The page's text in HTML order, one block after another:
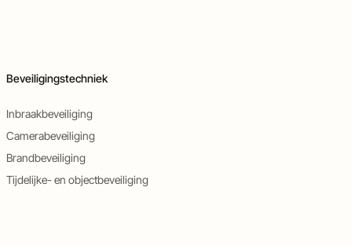
Beveiligingstechniek
Inbraakbeveiliging
Camerabeveiliging
Brandbeveiliging
Tijdelijke- en objectbeveiliging